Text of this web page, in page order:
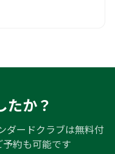
たか？
ードクラブは無料付
約も可能です